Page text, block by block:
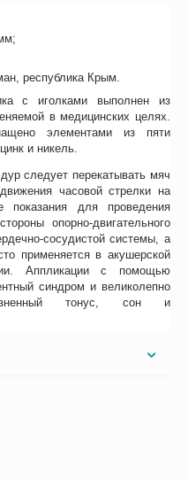
республика Крым.
с иголками выполнен из
в медицинских целях.
элементами из пяти
и никель.
следует перекатывать мяч
часовой стрелки на
показания для проведения
опорно-двигательного
сосудистой системы, а
применяется в акушерской
Аппликации с помощью
синдром и великолепно
тонус, сон и